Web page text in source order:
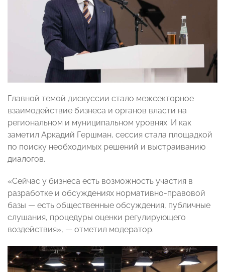
Главной темой дискуссии стало межсекторное
взаимодействие бизнеса и органов власти на
региональном и муниципальном уровнях. И как
заметил Аркадий Гершман, сессия стала площадкой
по поиску необходимых решений и выстраиванию
диалогов.
«Сейчас у бизнеса есть возможность участия в
разработке и обсуждениях нормативно-правовой
базы — есть общественные обсуждения, публичные
слушания, процедуры оценки регулирующего
воздействия», — отметил модератор.